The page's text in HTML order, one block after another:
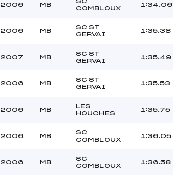
Température départ :
2006 MB
COMBLOUX
1:34.06
2006 MB
SC ST
GERVAI
1:35.38
2007 MB
SC ST
GERVAI
1:35.49
2006 MB
SC ST
GERVAI
1:35.53
2006 MB
LES
HOUCHES
1:35.75
2006 MB
SC
COMBLOUX
1:36.05
2006 MB
SC
COMBLOUX
1:36.58